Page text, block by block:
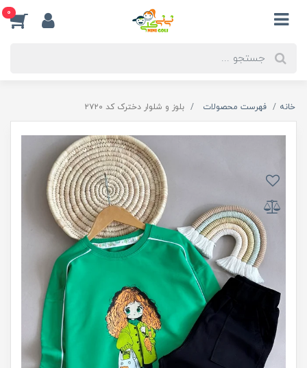
0
خانه فهرست محصولات بلوز و شلوار دخترک کد ۲۷۲۰